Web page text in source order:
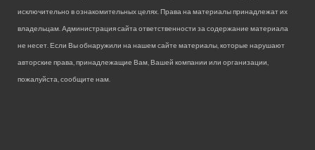
исключительно в ознакомительных целях. Права на материалы принадлежат их
владельцам. Администрация сайта ответственности за содержание материала
не несет. Если Вы обнаружили на нашем сайте материалы, которые нарушают
авторские права, принадлежащие Вам, Вашей компании или организации,
пожалуйста, сообщите нам.